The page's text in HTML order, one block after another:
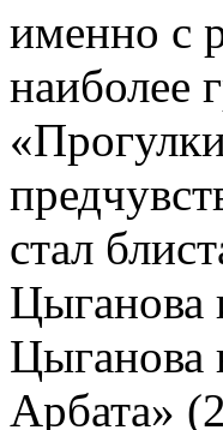
именно с
наиболее
стал
Цыганова
Цыганова
Арбата»